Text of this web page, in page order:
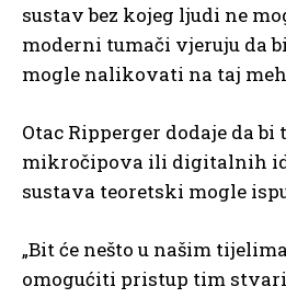
sustav bez kojeg ljudi ne
moderni tumači vjeruju da
mogle nalikovati na taj
Otac Ripperger dodaje da
mikročipova ili digitalnih
sustava teoretski mogle
„Bit će nešto u našim
omogućiti pristup tim